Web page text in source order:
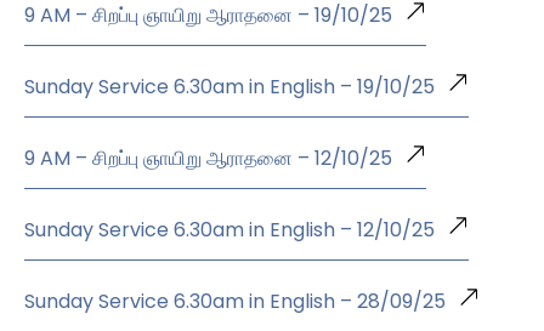
9 AM – சிறப்பு ஞாயிறு ஆராதனை – 19/10/25
Sunday Service 6.30am in English – 19/10/25
9 AM – சிறப்பு ஞாயிறு ஆராதனை – 12/10/25
Sunday Service 6.30am in English – 12/10/25
Sunday Service 6.30am in English – 28/09/25